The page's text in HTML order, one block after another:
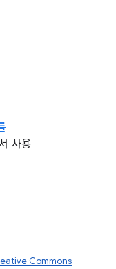
사용
Commons